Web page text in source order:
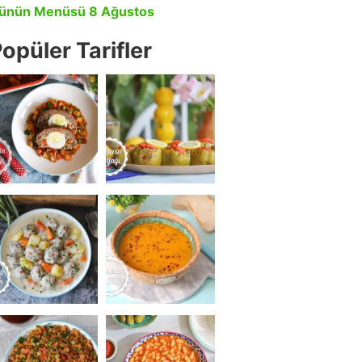
Menüsü 8 Ağustos
Tarifler